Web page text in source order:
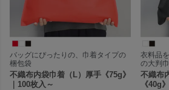
バッグにぴったりの、巾着タイプの
梱包袋
不織布内袋巾着（L）厚手《75g》
｜100枚入～
衣料品
の大判
不織布
《40g